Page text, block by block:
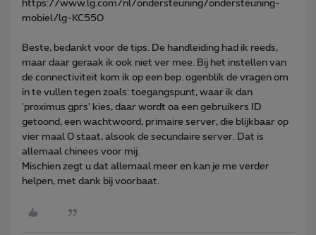
https://www.lg.com/nl/ondersteuning/ondersteuning-
mobiel/lg-KC550
Beste, bedankt voor de tips. De handleiding had ik reeds,
maar daar geraak ik ook niet ver mee. Bij het instellen van
de connectiviteit kom ik op een bep. ogenblik de vragen om
in te vullen tegen zoals: toegangspunt, waar ik dan
'proximus gprs' kies, daar wordt oa een gebruikers ID
getoond, een wachtwoord, primaire server, die blijkbaar op
vier maal 0 staat, alsook de secundaire server. Dat is
allemaal chinees voor mij.
Mischien zegt u dat allemaal meer en kan je me verder
helpen, met dank bij voorbaat.